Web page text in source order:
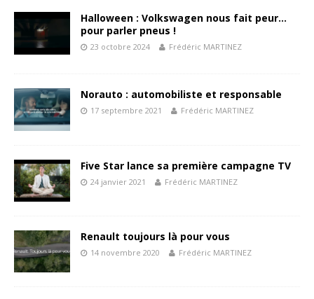
Halloween : Volkswagen nous fait peur…
pour parler pneus !
23 octobre 2024 Frédéric MARTINEZ
Norauto : automobiliste et responsable
17 septembre 2021 Frédéric MARTINEZ
Five Star lance sa première campagne TV
24 janvier 2021 Frédéric MARTINEZ
Renault toujours là pour vous
14 novembre 2020 Frédéric MARTINEZ